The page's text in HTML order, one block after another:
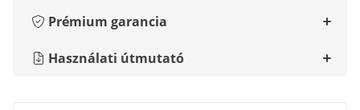
Prémium garancia
Használati útmutató